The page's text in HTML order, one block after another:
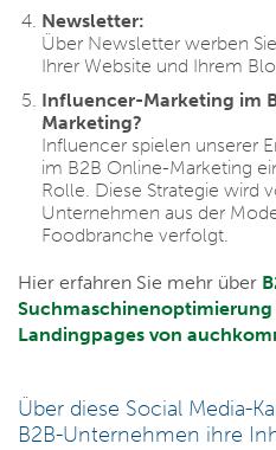
Newsletter:
Über Newsletter werben
Ihrer Website und Ihrem
Influencer-Marketing im
Marketing?
Influencer spielen unserer
im B2B Online-Marketing
Rolle. Diese Strategie wird
Unternehmen aus der
Foodbranche verfolgt.
Hier erfahren Sie mehr über
Suchmaschinenoptimierung
Landingpages von
Über diese Social Media-
B2B-Unternehmen ihre